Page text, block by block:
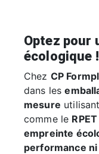
Optez pour
écologique !
Chez CP
dans les
mesure
comme le RPET
empreinte
performance